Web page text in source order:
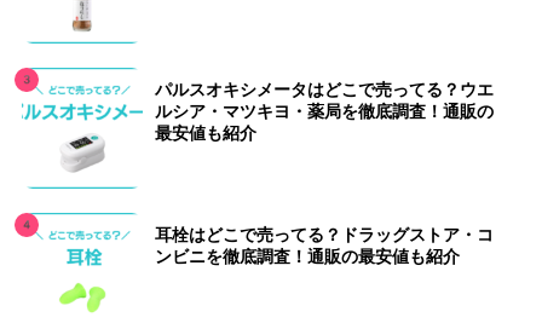
パルスオキシメータはどこで売ってる？ウエ
ルシア・マツキヨ・薬局を徹底調査！通販の
最安値も紹介
耳栓はどこで売ってる？ドラッグストア・コ
ンビニを徹底調査！通販の最安値も紹介